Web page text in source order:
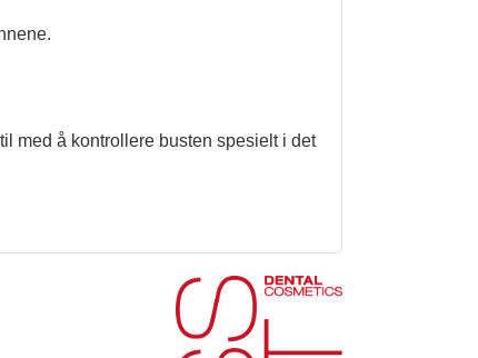
med å kontrollere busten spesielt i det